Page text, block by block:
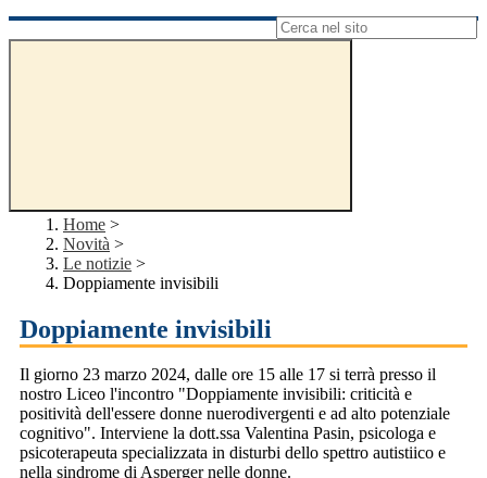
Campo di ricerca per le pagine del sito
Home >
Novità >
Le notizie >
Doppiamente invisibili
Doppiamente invisibili
Il giorno 23 marzo 2024, dalle ore 15 alle 17 si terrà presso il
nostro Liceo l'incontro "Doppiamente invisibili: criticità e
positività dell'essere donne nuerodivergenti e ad alto potenziale
cognitivo". Interviene la dott.ssa Valentina Pasin, psicologa e
psicoterapeuta specializzata in disturbi dello spettro autistiico e
nella sindrome di Asperger nelle donne.